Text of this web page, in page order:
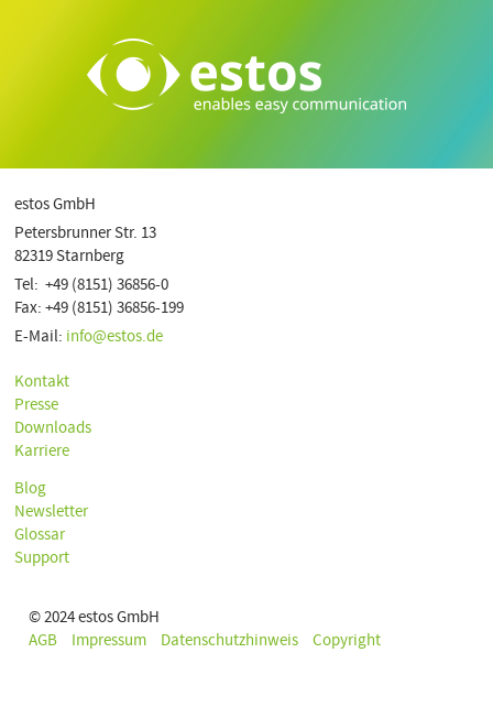
estos GmbH
Petersbrunner Str. 13
82319 Starnberg
Tel: +49 (8151) 36856-0
Fax: +49 (8151) 36856-199
E-Mail: info@estos.de
Kontakt
Presse
Downloads
Karriere
Blog
Newsletter
Glossar
Support
© 2024 estos GmbH
AGB
Impressum Datenschutzhinweis Copyright